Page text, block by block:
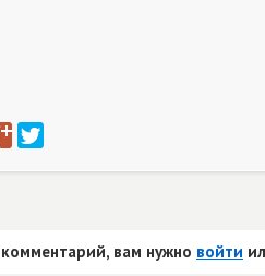
вам нужно войти